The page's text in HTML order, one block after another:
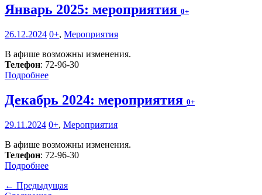
Январь 2025: мероприятия 0+
26.12.2024 0+, Мероприятия
В афише возможны изменения.
Телефон: 72-96-30
Подробнее
Декабрь 2024: мероприятия 0+
29.11.2024 0+, Мероприятия
В афише возможны изменения.
Телефон: 72-96-30
Подробнее
← Предыдущая